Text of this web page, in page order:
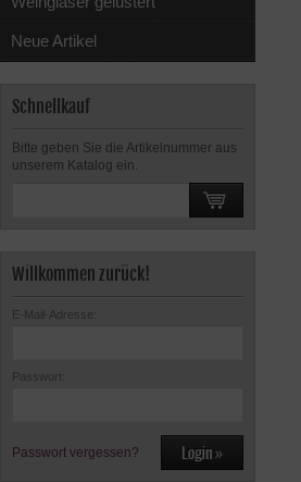
Neue Artikel
Schnellkauf
Bitte geben Sie die Artikelnummer aus
unserem Katalog ein.
Willkommen zurück!
E-Mail-Adresse:
Passwort:
Passwort vergessen?